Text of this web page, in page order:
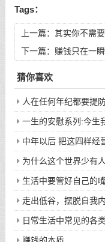
Tags：
上一篇： 其实你不需
下一篇： 赚钱只在一
猜你喜欢
人在任何年纪都要提
一生的安慰系列:今生
次的回眸才换来今生的
中年以后 把这四样经
为什么这个世界少有
生活中要管好自己的
走出低谷，摆脱自我
日常生活中常见的各